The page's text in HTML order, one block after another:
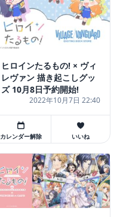
ヒロインたるもの! × ヴィ
レヴァン 描き起こしグッ
ズ 10月8日予約開始!
2022年10月7日 22:40
カレンダー解除 いいね